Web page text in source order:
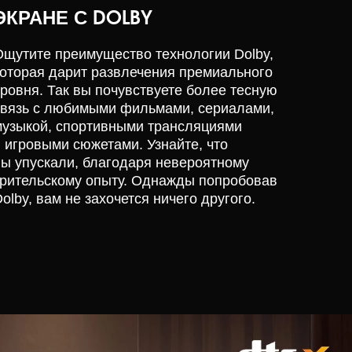
С DOLBY
преимущество технологии Dolby,
дарит развлечения премиального
Так вы почувствуете более тесную
с любимыми фильмами, сериалами,
спортивными трансляциями
игровыми сюжетами. Узнайте, что
упускали, благодаря невероятному
опыту. Однажды попробовав
вам не захочется ничего другого.